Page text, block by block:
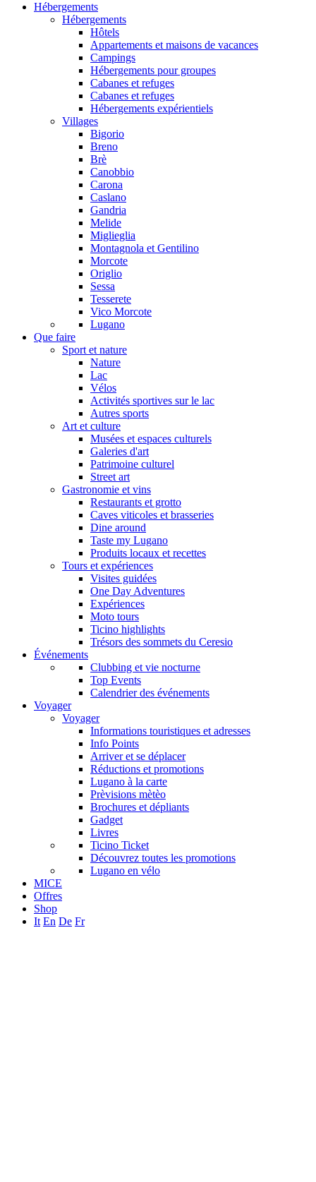
Hébergements
Hébergements
Hôtels
Appartements et maisons de vacances
Campings
Hébergements pour groupes
Cabanes et refuges
Cabanes et refuges
Hébergements expérientiels
Villages
Bigorio
Breno
Brè
Canobbio
Carona
Caslano
Gandria
Melide
Miglieglia
Montagnola et Gentilino
Morcote
Origlio
Sessa
Tesserete
Vico Morcote
Lugano
Que faire
Sport et nature
Nature
Lac
Vélos
Activités sportives sur le lac
Autres sports
Art et culture
Musées et espaces culturels
Galeries d'art
Patrimoine culturel
Street art
Gastronomie et vins
Restaurants et grotto
Caves viticoles et brasseries
Dine around
Taste my Lugano
Produits locaux et recettes
Tours et expériences
Visites guidées
One Day Adventures
Expériences
Moto tours
Ticino highlights
Trésors des sommets du Ceresio
Événements
Clubbing et vie nocturne
Top Events
Calendrier des événements
Voyager
Voyager
Informations touristiques et adresses
Info Points
Arriver et se déplacer
Réductions et promotions
Lugano à la carte
Prèvisions mètèo
Brochures et dépliants
Gadget
Livres
Ticino Ticket
Découvrez toutes les promotions
Lugano en vélo
MICE
Offres
Shop
It En De Fr